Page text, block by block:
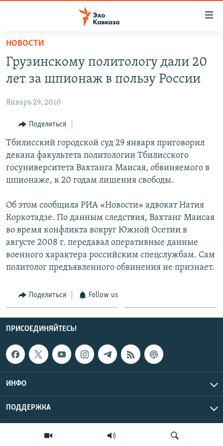
Вернуться
основному
содержанию
навигации
Вернутся
поиску
ТБИЛИСИ
ЦХИНВАЛИ
ВЕСЬ КАВКАЗ
СЕВЕРНЫЙ КАВКАЗ
АРМЕНИЯ
АЗЕРБАЙДЖАН
ТЕМЫ
ПОЛИТИКА
ЭКОНОМИКА
КУЛЬТУРА
СПОРТ
РУБРИКИ
НЕКРУГЛЫЙ СТОЛ
ПОЗИЦИЯ
БЛОГИ
ЧИТАЕМ ПРЕССУ
МУЛЬТИМЕДИА
ФОТО
ПОДКАСТЫ
АРХИВ РАДИОПРОГРАММЫ
ПРИСОЕДИНЯЙТЕСЬ!
Все сайты РСЕ/РС
НОВОСТИ
Грузинскому политологу дали 20
лет за шпионаж в пользу России
Январь 29, 2010
Поделиться
Тбилисский городской суд 29 января приговорил
декана факультета политологии Тбилисского
госуниверситета Вахтанга Маисая, обвиняемого в
шпионаже, к 20 годам лишения свободы.
Об этом сообщила РИА «Новости» адвокат Натия
Коркотадзе. По данным следствия, Вахтанг Маисая
во время конфликта вокруг Южной Осетии в
августе 2008 г. передавал оперативные данные
военного характера российским спецслужбам. Сам
политолог предъявленного обвинения не признает.
Поделиться Follow us
ПРИСОЕДИНЯЙТЕСЬ!
ИНФО
ПОДДЕРЖКА
Эхо Кавказа © 2026 RFE/RL, Inc. | Все права защищены.